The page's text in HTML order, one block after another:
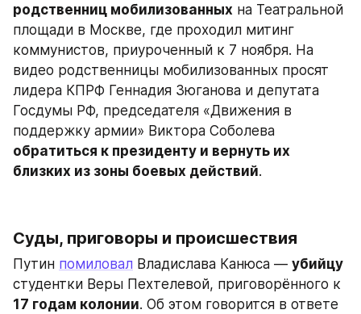
родственниц мобилизованных на Театральной
площади в Москве, где проходил митинг
коммунистов, приуроченный к 7 ноября. На
видео родственницы мобилизованных просят
лидера КПРФ Геннадия Зюганова и депутата
Госдумы РФ, председателя «Движения в
обратиться к президенту и вернуть их
близких из зоны боевых действий.
Суды, приговоры и происшествия
Путин помиловал Владислава Канюса — убийцу
17 годам колонии. Об этом говорится в ответе